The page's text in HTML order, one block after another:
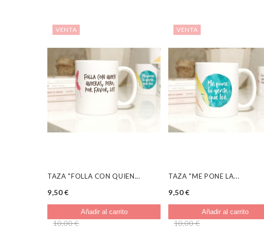
VENTA
TAZA "FOLLA CON QUIEN...
9,50 €
Añadir al carrito
10,00 €
VENTA
TAZA "ME PONE LA...
9,50 €
Añadir al carrito
10,00 €